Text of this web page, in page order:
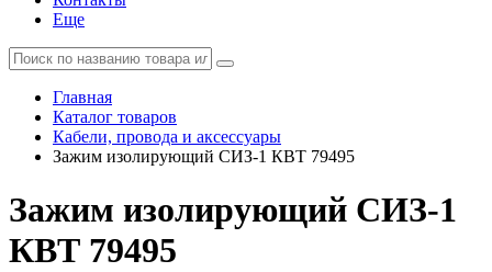
Еще
Главная
Каталог товаров
Кабели, провода и аксессуары
Зажим изолирующий СИЗ-1 КВТ 79495
Зажим изолирующий СИЗ-1
КВТ 79495